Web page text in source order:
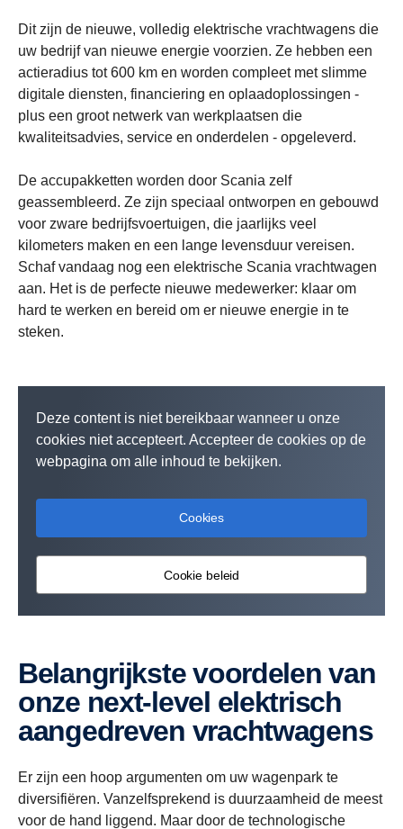
Dit zijn de nieuwe, volledig elektrische vrachtwagens die
uw bedrijf van nieuwe energie voorzien. Ze hebben een
actieradius tot 600 km en worden compleet met slimme
digitale diensten, financiering en oplaadoplossingen -
plus een groot netwerk van werkplaatsen die
kwaliteitsadvies, service en onderdelen - opgeleverd.
De accupakketten worden door Scania zelf
geassembleerd. Ze zijn speciaal ontworpen en gebouwd
voor zware bedrijfsvoertuigen, die jaarlijks veel
kilometers maken en een lange levensduur vereisen.
Schaf vandaag nog een elektrische Scania vrachtwagen
aan. Het is de perfecte nieuwe medewerker: klaar om
hard te werken en bereid om er nieuwe energie in te
steken.
Deze content is niet bereikbaar wanneer u onze
cookies niet accepteert. Accepteer de cookies op de
webpagina om alle inhoud te bekijken.
Cookies
Cookie beleid
Belangrijkste voordelen van
onze next-level elektrisch
aangedreven vrachtwagens
Er zijn een hoop argumenten om uw wagenpark te
diversifiëren. Vanzelfsprekend is duurzaamheid de meest
voor de hand liggend. Maar door de technologische